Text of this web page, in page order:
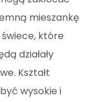
mieszankę
które
działały
Kształt
wysokie i